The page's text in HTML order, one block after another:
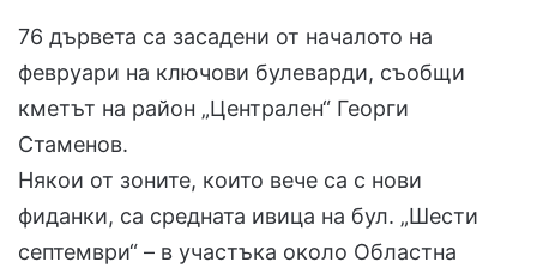
76 дървета са засадени от началото на
февруари на ключови булеварди, съобщи
кметът на район „Централен“ Георги
Стаменов.
Някои от зоните, които вече са с нови
фиданки, са средната ивица на бул. „Шести
септември“ – в участъка около Областна